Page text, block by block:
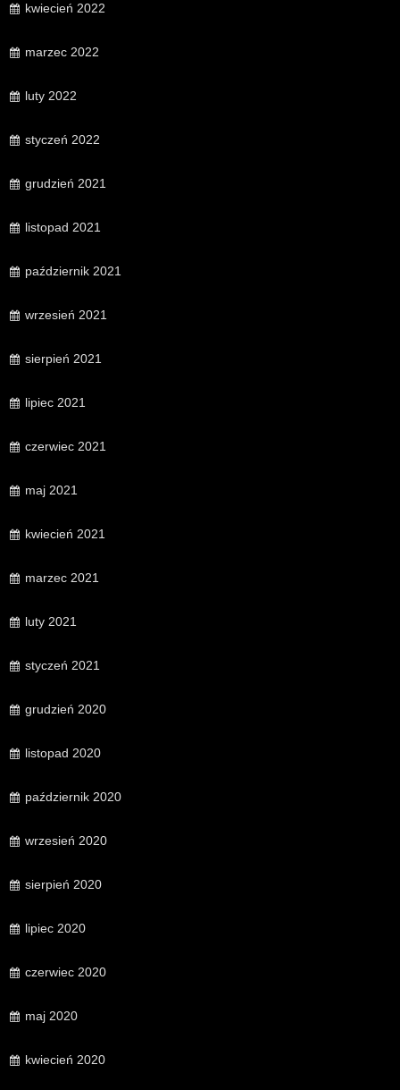
kwiecień 2022
marzec 2022
luty 2022
styczeń 2022
grudzień 2021
listopad 2021
październik 2021
wrzesień 2021
sierpień 2021
lipiec 2021
czerwiec 2021
maj 2021
kwiecień 2021
marzec 2021
luty 2021
styczeń 2021
grudzień 2020
listopad 2020
październik 2020
wrzesień 2020
sierpień 2020
lipiec 2020
czerwiec 2020
maj 2020
kwiecień 2020